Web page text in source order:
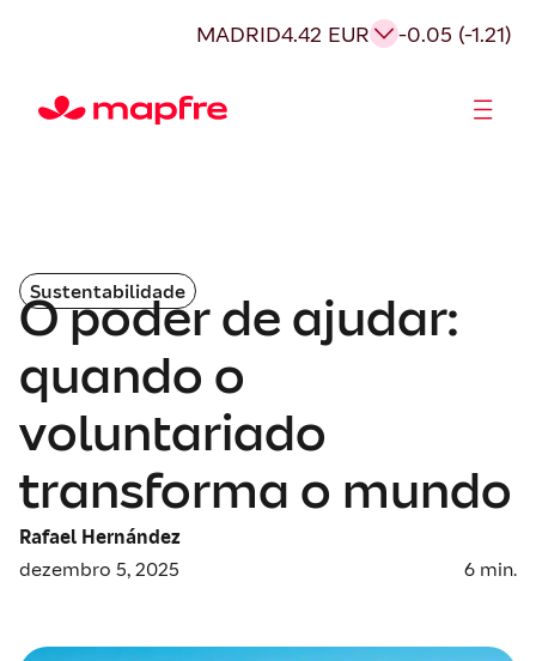
MADRID4.42 EUR -0.05 (-1.21)
Sustentabilidade
O poder de ajudar:
quando o
voluntariado
transforma o mundo
Rafael Hernández
dezembro 5, 2025
6 min.